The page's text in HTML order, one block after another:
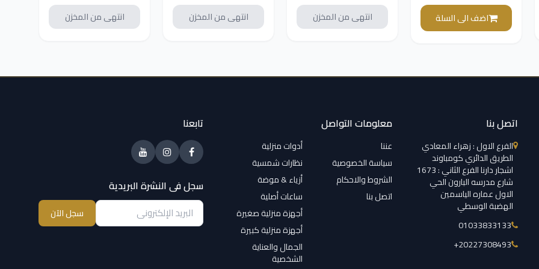
ضمان دولي
اضف الى السلة انتهى من المخزن انتهى من المخزن
- ضمان دولي
انتهى من المخزن
اتصل بنا
الفرع الاول : زهراء المعادي
الطريق الدائري كومباوند
اشجار دارنا الفرع الثاني : 1673
شارع مدرسه البارون الحي
الاول عماره الياسمين
الهضبة الوسطي
01033833133
‎+20227308493
معلومات التواصل
عننا
سياسة الخصوصية
الشروط والاحكام
اتصل بنا
أدوات منزلية
نظارات شمسية
أزياء & موضة
ساعات أصلية
أجهزة منزلية صغيرة
أجهزة منزلية كبيرة
الجمال والعناية
الشخصية
تابعنا
سجل فى النشرة البريدية
سجل الآن